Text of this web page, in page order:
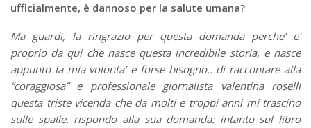
ufficialmente, è dannoso per la salute umana?
Ma guardi, la ringrazio per questa domanda perche’ e’
proprio da qui che nasce questa incredibile storia, e nasce
appunto la mia volonta’ e forse bisogno.. di raccontare alla
“coraggiosa” e professionale giornalista valentina roselli
questa triste vicenda che da molti e troppi anni mi trascino
sulle spalle. rispondo alla sua domanda: intanto sul libro